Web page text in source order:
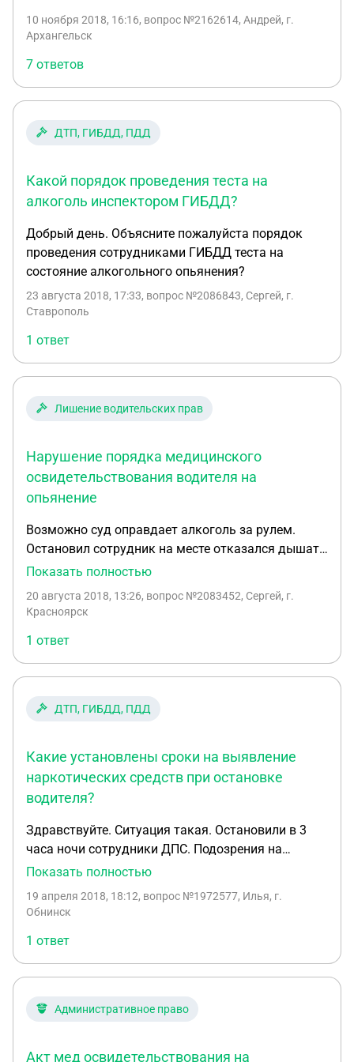
фальсификация выдоха не демонстративно-
специальная.
за согласие и за получение копий, но копий
нарушением законодательства?
10 ноября 2018, 16:16, вопрос №2162614, Андрей, г.
Архангельск
7 ответов
ДТП, ГИБДД, ПДД
Какой порядок проведения теста на
алкоголь инспектором ГИБДД?
Добрый день. Объясните пожалуйста порядок
проведения сотрудниками ГИБДД теста на
состояние алкогольного опьянения?
23 августа 2018, 17:33, вопрос №2086843, Сергей, г.
Ставрополь
1 ответ
Лишение водительских прав
Нарушение порядка медицинского
освидетельствования водителя на
опьянение
Возможно суд оправдает алкоголь за рулем.
Остановил сотрудник на месте отказался дышать
в трубку. Поехали на медицинское
прибор через 15 мин в другой (0,50 промиль). В
одного прибора. Является это нарушением
медицинского персонала?
Показать полностью
20 августа 2018, 13:26, вопрос №2083452, Сергей, г.
Красноярск
1 ответ
ДТП, ГИБДД, ПДД
Какие установлены сроки на выявление
наркотических средств при остановке
водителя?
Здравствуйте. Ситуация такая. Остановили в 3
часа ночи сотрудники ДПС. Подозрения на
наркотическое опьянение. Составили протокол
подписал. Копию протокола на руки не дали.
мочу на выявления наркотических средств в ней.
Медсестра принесла уже распокованные
одноразовые банки с ложечками я так понял для
сдачи кала. Сдал мочу в присутствии
сотрудников ДПС. Медсестра при мне их
областную больницу на выявление наркотических
Показать полностью
19 апреля 2018, 18:12, вопрос №1972577, Илья, г.
Обнинск
1 ответ
Административное право
Акт мед освидетельствования на